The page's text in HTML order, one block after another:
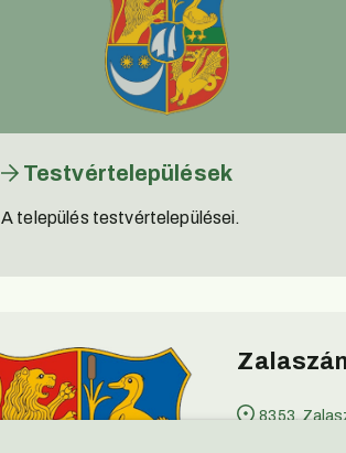
Testvértelepülések
A település testvértelepülései.
8353,